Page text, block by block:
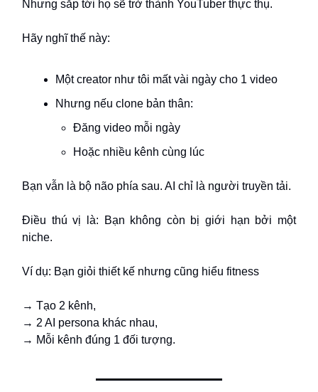
Nhưng sắp tới họ sẽ trở thành YouTuber thực thụ.
Hãy nghĩ thế này:
Một creator như tôi mất vài ngày cho 1 video
Nhưng nếu clone bản thân:
Đăng video mỗi ngày
Hoặc nhiều kênh cùng lúc
Bạn vẫn là bộ não phía sau. AI chỉ là người truyền tải.
Điều thú vị là: Bạn không còn bị giới hạn bởi một
niche.
Ví dụ: Bạn giỏi thiết kế nhưng cũng hiểu fitness
→ Tạo 2 kênh,
→ 2 AI persona khác nhau,
→ Mỗi kênh đúng 1 đối tượng.